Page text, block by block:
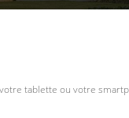
tablette ou votre